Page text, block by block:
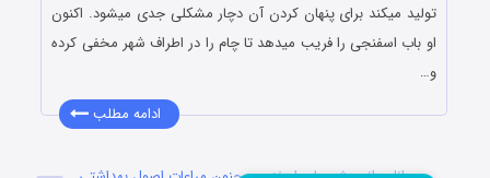
تولید میکند برای پنهان کردن آن دچار مشکلی جدی میشود. اکنون
او باب اسفنجی را فریب میدهد تا چام را در اطراف شهر مخفی کرده
و…
ادامه مطلب